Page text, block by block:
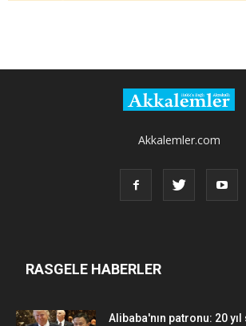
Akkalemler.com
RASGELE HABERLER
Alibaba'nın patronu: 20